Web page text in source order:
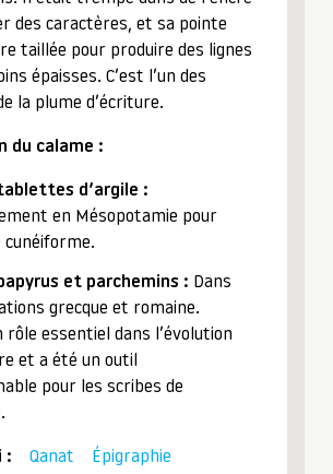
des caractères, et sa pointe
taillée pour produire des lignes
épaisses. C’est l’un des
la plume d’écriture.
du calame :
d’argile :
en Mésopotamie pour
cunéiforme.
et parchemins : Dans
grecque et romaine.
rôle essentiel dans l’évolution
et a été un outil
pour les scribes de
: Qanat
Épigraphie